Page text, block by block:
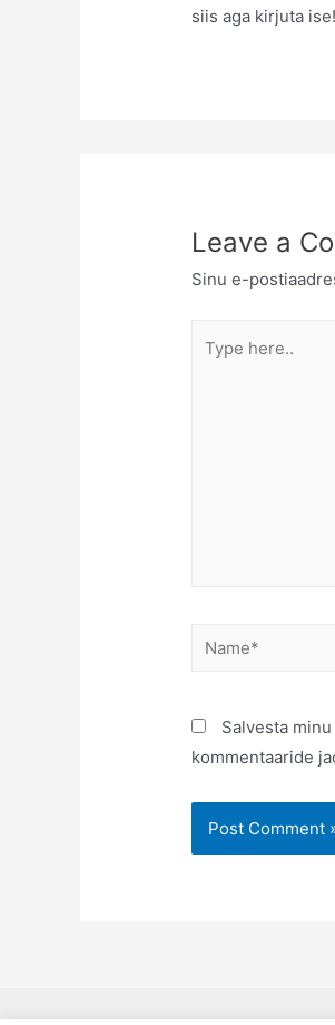
siis aga kirjuta ise!
Leave a
Sinu e-
here..
Name*
Salvesta
kommentaaride